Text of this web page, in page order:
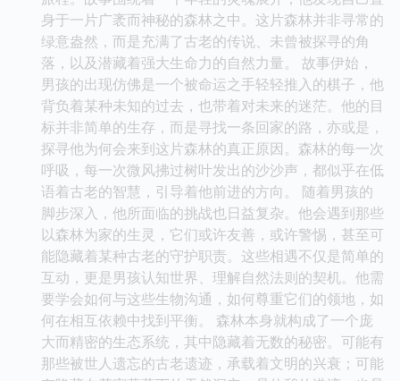
身于一片广袤而神秘的森林之中。这片森林并非寻常的
绿意盎然，而是充满了古老的传说、未曾被探寻的角
落，以及潜藏着强大生命力的自然力量。 故事伊始，
男孩的出现仿佛是一个被命运之手轻轻推入的棋子，他
背负着某种未知的过去，也带着对未来的迷茫。他的目
标并非简单的生存，而是寻找一条回家的路，亦或是，
探寻他为何会来到这片森林的真正原因。森林的每一次
呼吸，每一次微风拂过树叶发出的沙沙声，都似乎在低
语着古老的智慧，引导着他前进的方向。 随着男孩的
脚步深入，他所面临的挑战也日益复杂。他会遇到那些
以森林为家的生灵，它们或许友善，或许警惕，甚至可
能隐藏着某种古老的守护职责。这些相遇不仅是简单的
互动，更是男孩认知世界、理解自然法则的契机。他需
要学会如何与这些生物沟通，如何尊重它们的领地，如
何在相互依赖中找到平衡。 森林本身就构成了一个庞
大而精密的生态系统，其中隐藏着无数的秘密。可能有
那些被世人遗忘的古老遗迹，承载着文明的兴衰；可能